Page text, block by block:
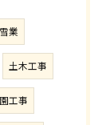
業
土木工事
工事